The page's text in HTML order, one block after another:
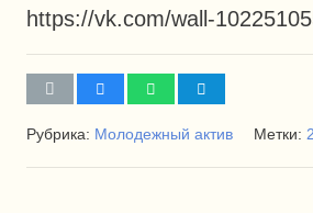
https://vk.com/wall-
Рубрика: Молодежный актив Метки: